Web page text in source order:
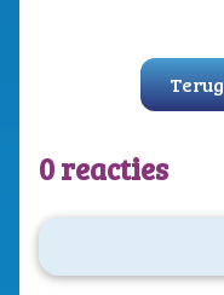
0 reacties